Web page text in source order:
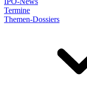
Termine
Themen-Dossiers